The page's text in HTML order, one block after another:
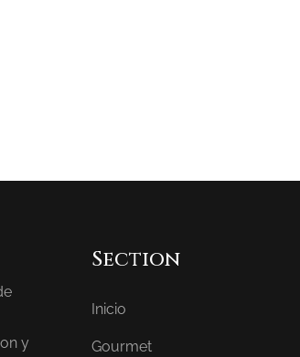
y
Section
Inicio
Gourmet